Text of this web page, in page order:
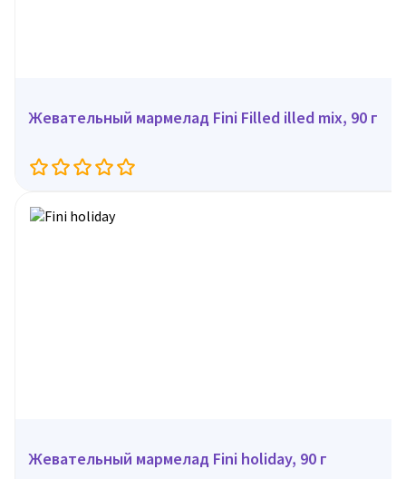
Жевательный мармелад Fini Filled illed mix, 90 г
Жевательный мармелад Fini holiday, 90 г